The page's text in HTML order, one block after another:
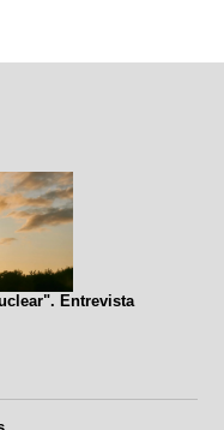
Entrevista